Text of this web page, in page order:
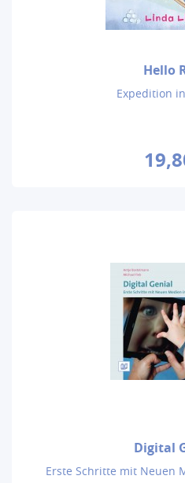
Hello
Expedition
Digital
Erste Schritte mit Neuen